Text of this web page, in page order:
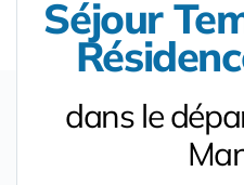
Séjour
dans le